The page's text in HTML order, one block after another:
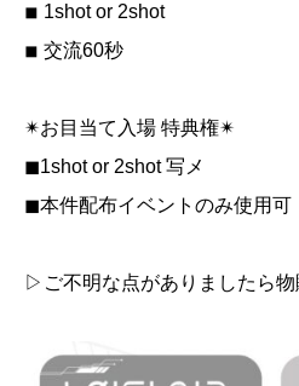
◾︎ 1shot or 2shot
◾︎ 交流60秒
✴︎お目当て入場 特典権✴︎
︎︎◼︎1shot or 2shot 写メ
◼︎本件配布イベントのみ使用可
▷ご不明な点がありましたら